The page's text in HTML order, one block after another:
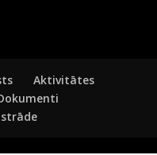
Aktivitātes